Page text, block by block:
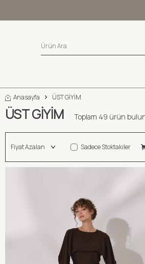
Anasayfa ÜST GİYİM
ÜST GİYİM Toplam 49 ürün
Sadece Stoktakiler